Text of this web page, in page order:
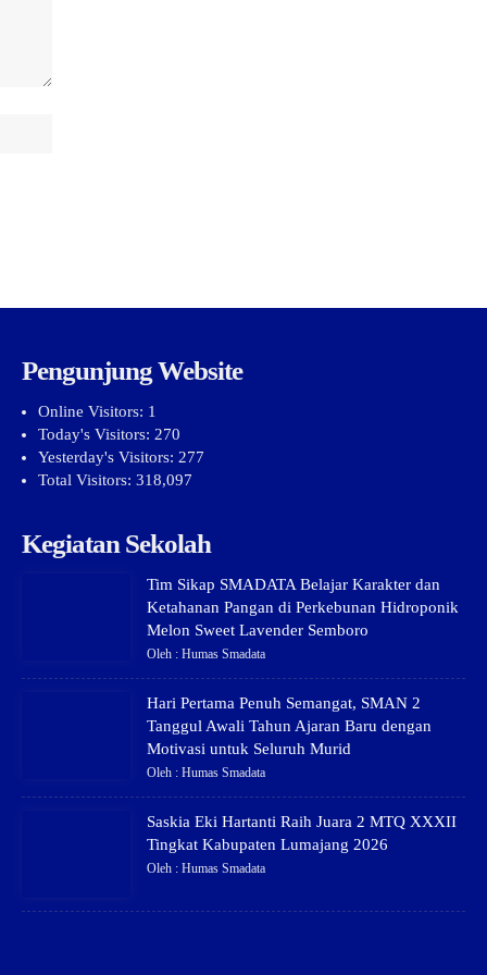
Pengunjung Website
Online Visitors: 1
Today's Visitors: 270
Yesterday's Visitors: 277
Total Visitors: 318,097
Kegiatan Sekolah
Tim Sikap SMADATA Belajar Karakter dan
Ketahanan Pangan di Perkebunan Hidroponik
Melon Sweet Lavender Semboro
Oleh : Humas Smadata
Hari Pertama Penuh Semangat, SMAN 2
Tanggul Awali Tahun Ajaran Baru dengan
Motivasi untuk Seluruh Murid
Oleh : Humas Smadata
Saskia Eki Hartanti Raih Juara 2 MTQ XXXII
Tingkat Kabupaten Lumajang 2026
Oleh : Humas Smadata